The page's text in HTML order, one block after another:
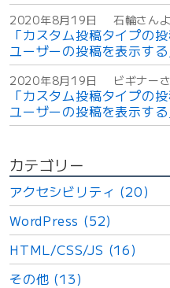
2020年8月19日 石輪さん
「カスタム投稿タイプの
ユーザーの投稿を表示す
2020年8月19日 ビギナー
「カスタム投稿タイプの
ユーザーの投稿を表示す
カテゴリー
アクセシビリティ (20)
WordPress (52)
HTML/CSS/JS (16)
その他 (13)